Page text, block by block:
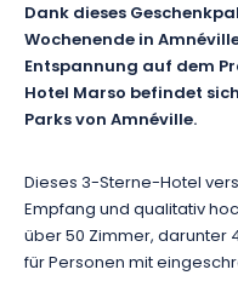
Dank dieses
Wochenende in
Entspannung auf dem
Hotel Marso befindet
Parks von Amnéville.
Dieses 3-Sterne-Hotel
Empfang und qualitativ
über 50 Zimmer,darunter
für Personen mit